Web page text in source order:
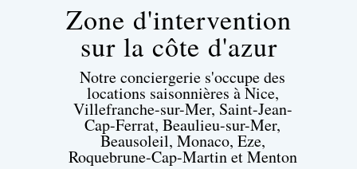
Zone d'intervention
sur la côte d'azur
Notre conciergerie s'occupe des
locations saisonnières à Nice,
Villefranche-sur-Mer, Saint-Jean-
Cap-Ferrat, Beaulieu-sur-Mer,
Beausoleil, Monaco, Eze,
Roquebrune-Cap-Martin et Menton